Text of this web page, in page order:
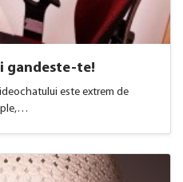
gandeste-te!
este extrem de